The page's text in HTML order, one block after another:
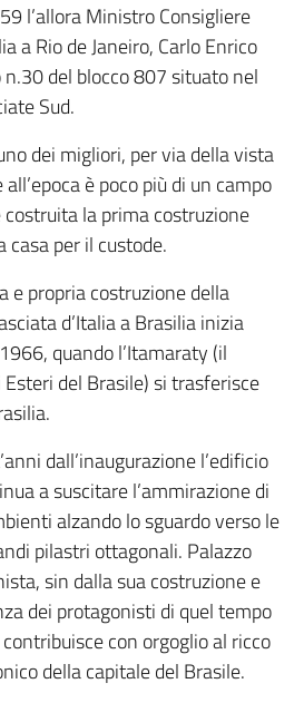
l’allora Ministro Consigliere
a Rio de Janeiro, Carlo Enrico
del blocco 807 situato nel
Sud.
dei migliori, per via della vista
è poco più di un campo
la prima costruzione
casa per il custode.
e propria costruzione della
d’Italia a Brasilia inizia
quando l’Itamaraty (il
del Brasile) si trasferisce
dall’inaugurazione l’edificio
a suscitare l’ammirazione di
alzando lo sguardo verso le
pilastri ottagonali. Palazzo
sin dalla sua costruzione e
dei protagonisti di quel tempo
con orgoglio al ricco
della capitale del Brasile.